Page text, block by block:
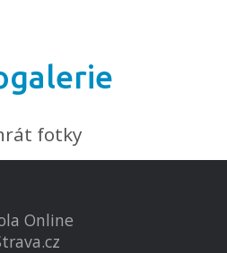
fotky
Online